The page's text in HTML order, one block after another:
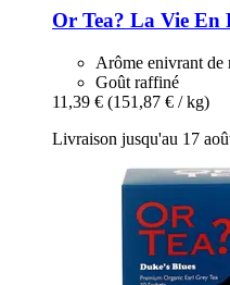
Or Tea? La Vie En
Arôme enivrant de
Goût raffiné
11,39 € (151,87 € / kg)
Livraison jusqu'au 17